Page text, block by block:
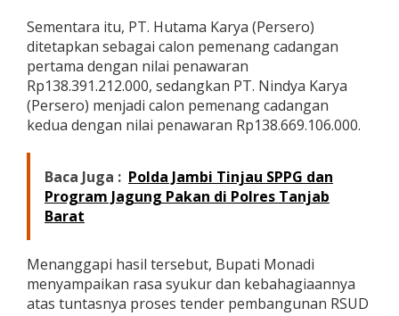
u
L
a
y
a
n
a
e
s
t
a
M
Sementara itu, PT. Hutama Karya (Persero)
ditetapkan sebagai calon pemenang cadangan
pertama dengan nilai penawaran
Rp138.391.212.000, sedangkan PT. Nindya Karya
(Persero) menjadi calon pemenang cadangan
kedua dengan nilai penawaran Rp138.669.106.000.
Baca Juga : Polda Jambi Tinjau SPPG dan
Program Jagung Pakan di Polres Tanjab
Barat
Menanggapi hasil tersebut, Bupati Monadi
menyampaikan rasa syukur dan kebahagiaannya
atas tuntasnya proses tender pembangunan RSUD